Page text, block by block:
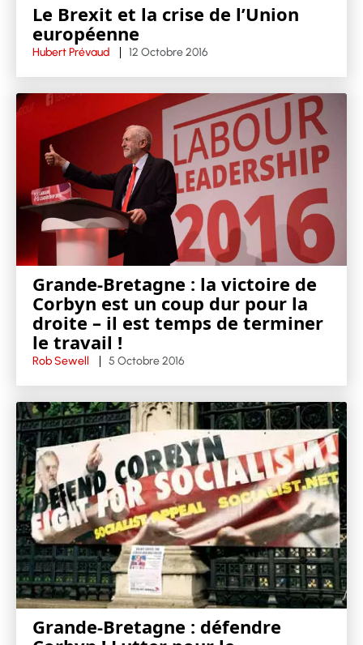
Le Brexit et la crise de l’Union
européenne
Hubert Prévaud 12 Octobre 2016
Grande-Bretagne : la victoire de
Corbyn est un coup dur pour la
droite – il est temps de terminer
le travail !
Rob Sewell 5 Octobre 2016
Grande-Bretagne : défendre